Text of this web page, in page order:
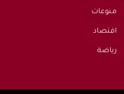
منوعات
اقتصاد
رياضة